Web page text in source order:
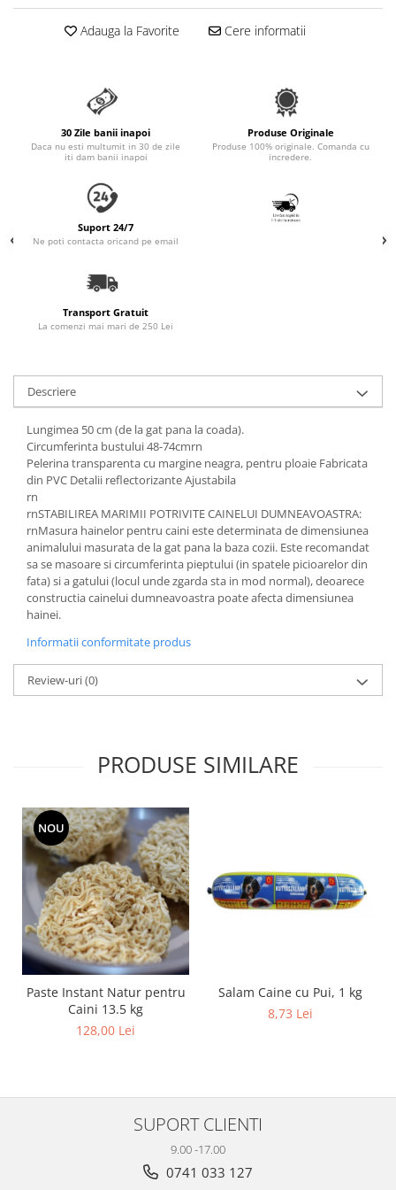
Accesorii Auto & Bicicletă
Accesorii Acasă și Mobilier
Adauga la Favorite Cere informatii
30 Zile banii inapoi
Daca nu esti multumit in 30 de zile
iti dam banii inapoi
Produse Originale
Produse 100% originale. Comanda cu
incredere.
Suport 24/7
Ne poti contacta oricand pe email
Transport Gratuit
La comenzi mai mari de 250 Lei
Descriere
Lungimea 50 cm (de la gat pana la coada).
Circumferinta bustului 48-74cmrn
Pelerina transparenta cu margine neagra, pentru ploaie Fabricata
din PVC Detalii reflectorizante Ajustabila
rn
rnSTABILIREA MARIMII POTRIVITE CAINELUI DUMNEAVOASTRA:
rnMasura hainelor pentru caini este determinata de dimensiunea
animalului masurata de la gat pana la baza cozii. Este recomandat
sa se masoare si circumferinta pieptului (in spatele picioarelor din
fata) si a gatului (locul unde zgarda sta in mod normal), deoarece
constructia cainelui dumneavoastra poate afecta dimensiunea
hainei.
Informatii conformitate produs
Review-uri(0)
PRODUSE SIMILARE
NOU
Paste Instant Natur pentru
Caini 13.5 kg
128,00 Lei
Salam Caine cu Pui, 1 kg
8,73 Lei
SUPORT CLIENTI
9.00 -17.00
0741 033 127